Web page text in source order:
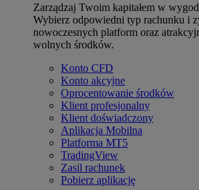
Zarządzaj Twoim kapitałem w
Wybierz odpowiedni typ rachunku i
nowoczesnych platform oraz
wolnych środków.
Konto CFD
Konto akcyjne
Oprocentowanie środków
Klient profesjonalny
Klient doświadczony
Aplikacja Mobilna
Platforma MT5
TradingView
Zasil rachunek
Pobierz aplikację